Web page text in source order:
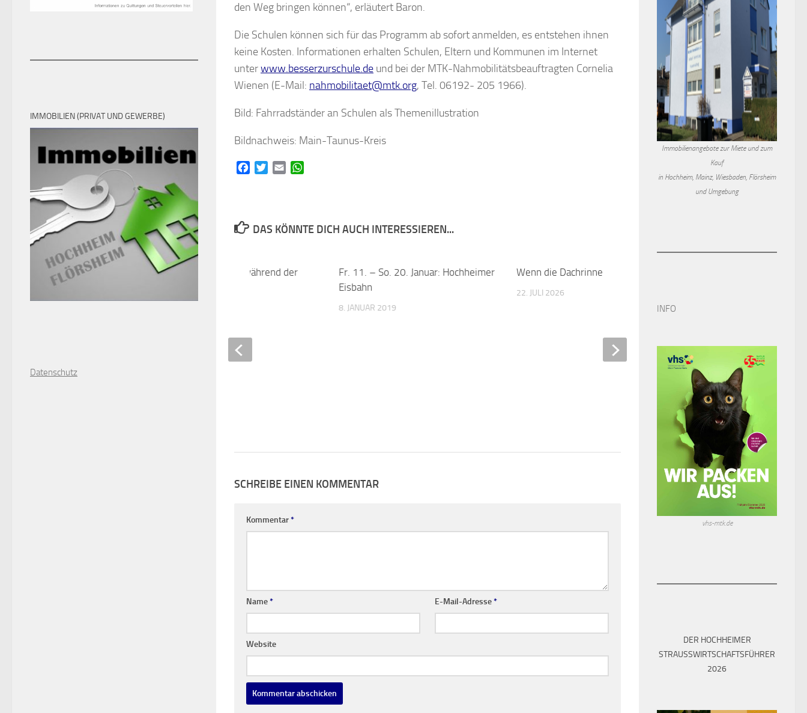
den Weg bringen können“, erläutert Baron.
Die Schulen können sich für das Programm ab sofort anmelden, es entstehen ihnen
keine Kosten. Informationen erhalten Schulen, Eltern und Kommunen im Internet
unterwww.besserzurschule.de und bei der MTK-Nahmobilitätsbeauftragten Cornelia
Wienen (E-Mail: nahmobilitaet@mtk.org, Tel. 06192- 205 1966).
Bild: Fahrradständer an Schulen als Themenillustration
Bildnachweis: Main-Taunus-Kreis
FacebookTwitterEmail
DAS KÖNNTE DICH AUCH INTERESSIEREN...
Fr. 11. – So. 20. Januar: Hochheimer
Eisbahn
8. JANUAR 2019
Wenn die Dachrinne überläuft
22. JULI 2026
Keine Gebühren für MTK-
Schulkindbetreuung –
wegen Corona wird
verlängert
2. MAI 2020
Mo 8. April: Kinder während der
SCHREIBE EINEN KOMMENTAR
Kommentar*
Name* E-Mail-Adresse*
Website
IMMOBILIEN (PRIVAT UND GEWERBE)
Datenschutz
Immobilienangebote zur Miete und zum
Kauf
in Hochheim, Mainz, Wiesbaden, Flörsheim
und Umgebung
INFO
vhs-mtk.de
DER HOCHHEIMER
STRAUSSWIRTSCHAFTSFÜHRER 2
026